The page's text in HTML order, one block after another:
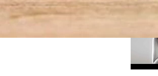
السكر إلى ارتفاع ضغط الدم؟